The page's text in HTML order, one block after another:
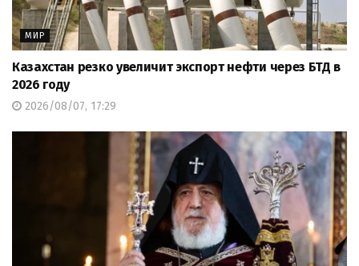
МИР
Казахстан резко увеличит экспорт нефти через БТД в
2026 году
2026/08/07, 17:29